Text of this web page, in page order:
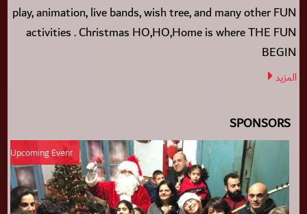
play, animation, live bands, wish tree, and many other FUN
activities . Christmas HO,HO,Home is where THE FUN
BEGIN
المزيد
SPONSORS